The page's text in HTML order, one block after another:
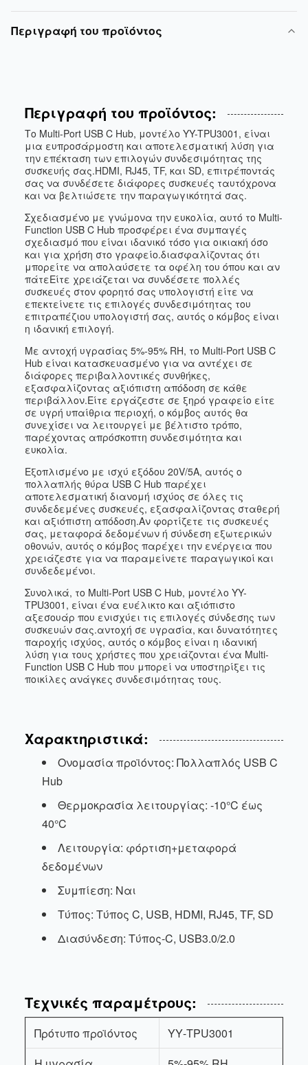
Περιγραφή του προϊόντος
Περιγραφή του προϊόντος:
Το Multi-Port USB C Hub, μοντέλο YY-TPU3001, είναι
μια ευπροσάρμοστη και αποτελεσματική λύση για
την επέκταση των επιλογών συνδεσιμότητας της
συσκευής σας.HDMI, RJ45, TF, και SD, επιτρέποντάς
σας να συνδέσετε διάφορες συσκευές ταυτόχρονα
και να βελτιώσετε την παραγωγικότητά σας.
Σχεδιασμένο με γνώμονα την ευκολία, αυτό το Multi-
Function USB C Hub προσφέρει ένα συμπαγές
σχεδιασμό που είναι ιδανικό τόσο για οικιακή όσο
και για χρήση στο γραφείο.διασφαλίζοντας ότι
μπορείτε να απολαύσετε τα οφέλη του όπου και αν
πάτεΕίτε χρειάζεται να συνδέσετε πολλές
συσκευές στον φορητό σας υπολογιστή είτε να
επεκτείνετε τις επιλογές συνδεσιμότητας του
επιτραπέζιου υπολογιστή σας, αυτός ο κόμβος είναι
η ιδανική επιλογή.
Με αντοχή υγρασίας 5%-95% RH, το Multi-Port USB C
Hub είναι κατασκευασμένο για να αντέχει σε
διάφορες περιβαλλοντικές συνθήκες,
εξασφαλίζοντας αξιόπιστη απόδοση σε κάθε
περιβάλλον.Είτε εργάζεστε σε ξηρό γραφείο είτε
σε υγρή υπαίθρια περιοχή, ο κόμβος αυτός θα
συνεχίσει να λειτουργεί με βέλτιστο τρόπο,
παρέχοντας απρόσκοπτη συνδεσιμότητα και
ευκολία.
Εξοπλισμένο με ισχύ εξόδου 20V/5A, αυτός ο
πολλαπλής θύρα USB C Hub παρέχει
αποτελεσματική διανομή ισχύος σε όλες τις
συνδεδεμένες συσκευές, εξασφαλίζοντας σταθερή
και αξιόπιστη απόδοση.Αν φορτίζετε τις συσκευές
σας, μεταφορά δεδομένων ή σύνδεση εξωτερικών
οθονών, αυτός ο κόμβος παρέχει την ενέργεια που
χρειάζεστε για να παραμείνετε παραγωγικοί και
συνδεδεμένοι.
Συνολικά, το Multi-Port USB C Hub, μοντέλο YY-
TPU3001, είναι ένα ευέλικτο και αξιόπιστο
αξεσουάρ που ενισχύει τις επιλογές σύνδεσης των
συσκευών σας.αντοχή σε υγρασία, και δυνατότητες
παροχής ισχύος, αυτός ο κόμβος είναι η ιδανική
λύση για τους χρήστες που χρειάζονται ένα Multi-
Function USB C Hub που μπορεί να υποστηρίξει τις
ποικίλες ανάγκες συνδεσιμότητας τους.
Χαρακτηριστικά:
Ονομασία προϊόντος: Πολλαπλός USB C
Hub
Θερμοκρασία λειτουργίας: -10°C έως
40°C
Λειτουργία: φόρτιση+μεταφορά
δεδομένων
Συμπίεση: Ναι
Τύπος: Τύπος C, USB, HDMI, RJ45, TF, SD
Διασύνδεση: Τύπος-C, USB3.0/2.0
Τεχνικές παραμέτρους:
Πρότυπο προϊόντος
ΥΥ-TPU3001